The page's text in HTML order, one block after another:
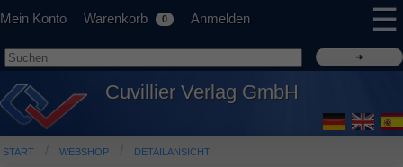
Mein Konto Warenkorb 0 Anmelden ☰
Cuvillier Verlag GmbH
START WEBSHOP DETAILANSICHT